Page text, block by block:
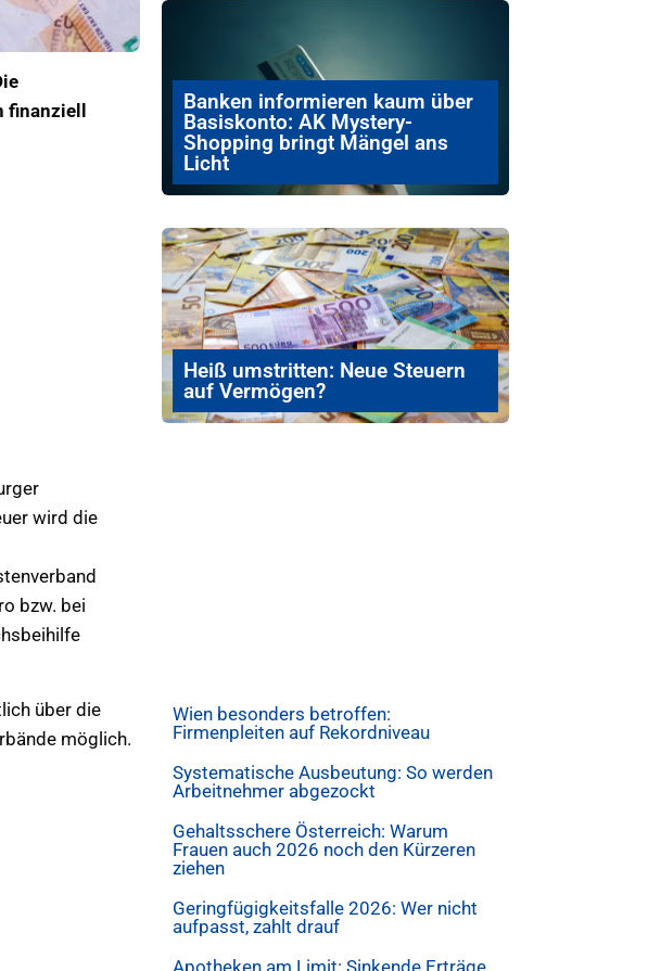
finanziell
wird die
bzw. bei
über die
möglich.
Banken informieren kaum über
Basiskonto: AK Mystery-
Shopping bringt Mängel ans
Licht
Heiß umstritten: Neue Steuern
auf Vermögen?
Wien besonders betroffen:
Firmenpleiten auf Rekordniveau
Systematische Ausbeutung: So werden
Arbeitnehmer abgezockt
Gehaltsschere Österreich: Warum
Frauen auch 2026 noch den Kürzeren
ziehen
Geringfügigkeitsfalle 2026: Wer nicht
aufpasst, zahlt drauf
Apotheken am Limit: Sinkende Erträge